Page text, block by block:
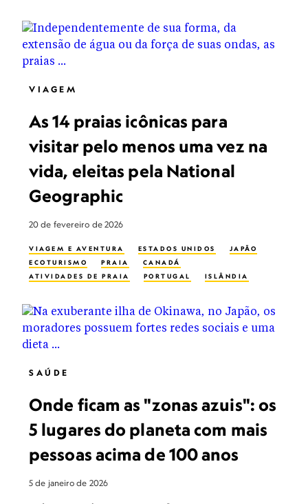
VIAGEM
As 14 praias icônicas para
visitar pelo menos uma vez na
vida, eleitas pela National
Geographic
20 de fevereiro de 2026
VIAGEM E AVENTURA ESTADOS UNIDOS
JAPÃO
ECOTURISMO
PRAIA
CANADÁ
ATIVIDADES DE PRAIA
PORTUGAL ISLÂNDIA
SAÚDE
Onde ficam as "zonas azuis": os
5 lugares do planeta com mais
pessoas acima de 100 anos
5 de janeiro de 2026